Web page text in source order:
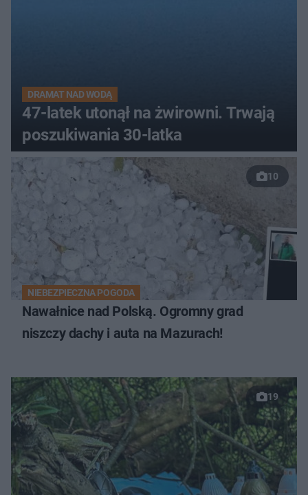
DRAMAT NAD WODĄ
47-latek utonął na żwirowni. Trwają
poszukiwania 30-latka
10
NIEBEZPIECZNA POGODA
Nawałnice nad Polską. Ogromny grad
niszczy dachy i auta na Mazurach!
19